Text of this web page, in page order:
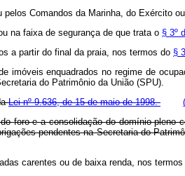
Comandos da Marinha, do Exército
na faixa de segurança de que trata o § 3º
a partir do final da praia, nos termos do §
imóveis enquadrados no regime de
Secretaria do Patrimônio da União (SPU).
Lei nº 9.636, de 15 de maio de 1998.
foro e a consolidação do domínio
pendentes na Secretaria do
carentes ou de baixa renda, nos